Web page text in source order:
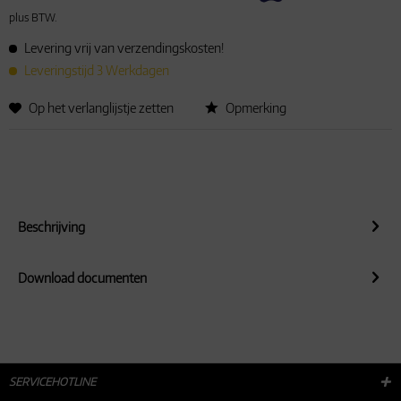
plus BTW.
Levering vrij van verzendingskosten!
Leveringstijd 3 Werkdagen
Op het verlanglijstje zetten Opmerking
Beschrijving
Download documenten
SERVICEHOTLINE